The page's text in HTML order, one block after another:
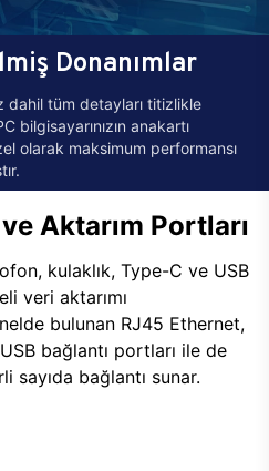
Donanımlar
dahil tüm detayları titizlikle
bilgisayarınızın anakartı
olarak maksimum performansı
Aktarım Portları
kulaklık, Type-C ve USB
veri aktarımı
bulunan RJ45 Ethernet,
bağlantı portları ile de
sayıda bağlantı sunar.